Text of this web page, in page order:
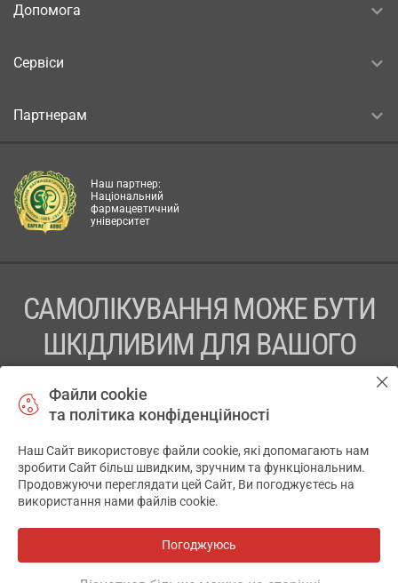
Допомога
Сервіси
Партнерам
Наш партнер:
Національний
фармацевтичний
університет
САМОЛІКУВАННЯ МОЖЕ БУТИ
ШКІДЛИВИМ ДЛЯ ВАШОГО
ПЕРЕД ЗАСТОСУВАННЯМ ПРЕПАРАТУ ПРОКОНСУЛЬТУЙТЕСЬ
ТОВ «АПТЕКА 911.ЮА» Код ЄДРПОУ 43631965.
Відмова від відповідальності
© 2014-2026. Медична інформаційна система АПТЕКА911.ЮА
Файли cookie
та політика конфіденційності
Наш Сайт використовує файли cookie, які допомагають нам
зробити Сайт більш швидким, зручним та функціональним.
Продовжуючи переглядати цей Сайт, Ви погоджуєтесь на
використання нами файлів cookie.
Погоджуюсь
✕